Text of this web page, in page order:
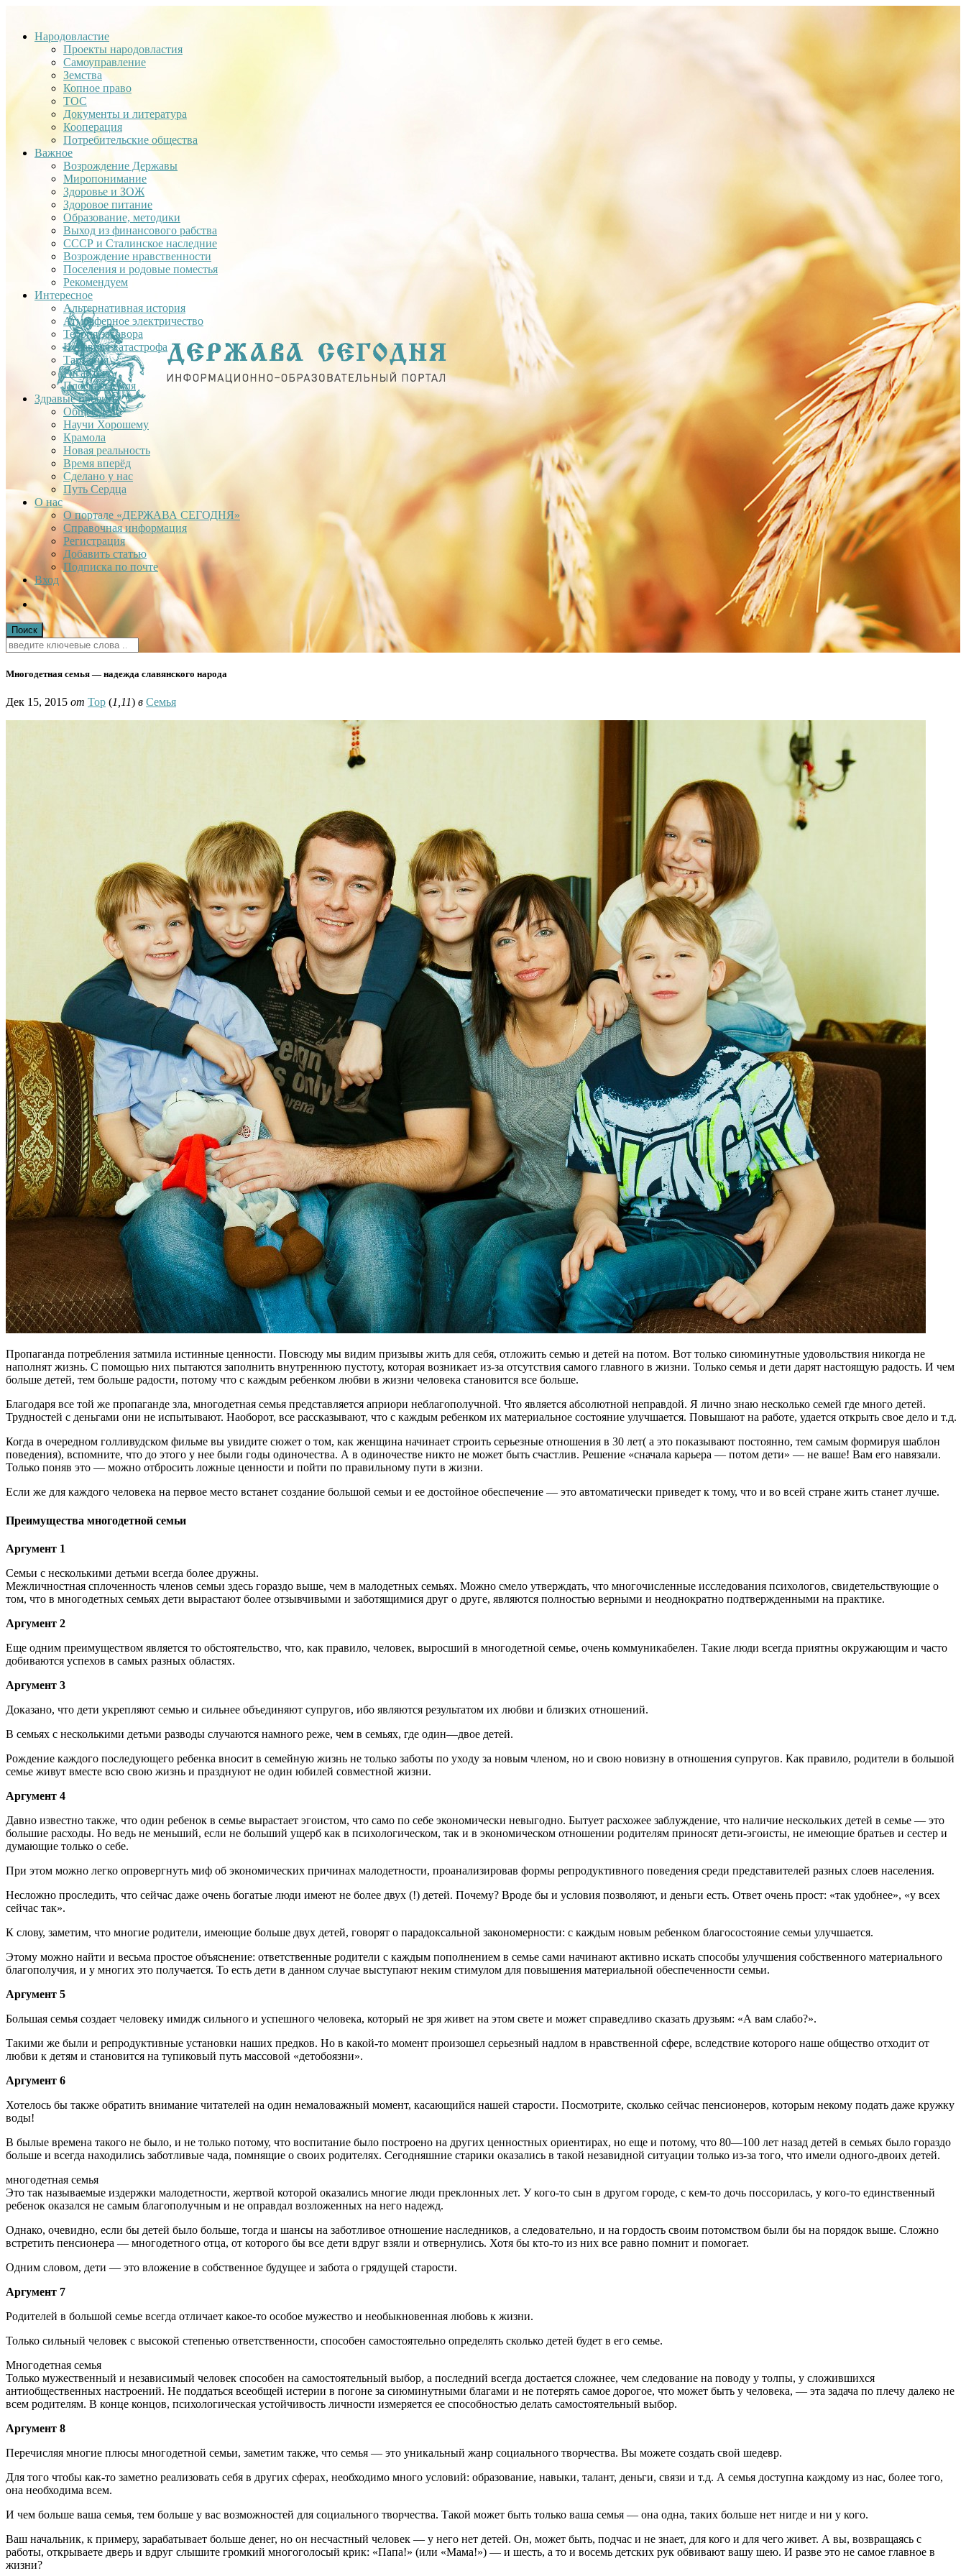
Народовластие
Проекты народовластия
Самоуправление
Земства
Копное право
ТОС
Документы и литература
Кооперация
Потребительские общества
Важное
Возрождение Державы
Миропонимание
Здоровье и ЗОЖ
Здоровое питание
Образование, методики
Выход из финансового рабства
СССР и Сталинское наследние
Возрождение нравственности
Поселения и родовые поместья
Рекомендуем
Интересное
Альтернативная история
Атмосферное электричество
Теория заговора
Недавняя катастрофа
Тартария
Гиганты
Плоская Земля
Здравые проекты
Общее дело
Научи Хорошему
Крамола
Новая реальность
Время вперёд
Сделано у нас
Путь Сердца
О нас
О портале «ДЕРЖАВА СЕГОДНЯ»
Справочная информация
Регистрация
Добавить статью
Подписка по почте
Вход
Многодетная семья — надежда славянского народа
Дек 15, 2015 от Тор (1,11) в Семья
Пропаганда потребления затмила истинные ценности. Повсюду мы видим призывы жить для себя, отложить семью и детей на потом. Вот только сиюминутные удовольствия никогда не
наполнят жизнь. С помощью них пытаются заполнить внутреннюю пустоту, которая возникает из-за отсутствия самого главного в жизни. Только семья и дети дарят настоящую радость. И чем
больше детей, тем больше радости, потому что с каждым ребенком любви в жизни человека становится все больше.
Благодаря все той же пропаганде зла, многодетная семья представляется априори неблагополучной. Что является абсолютной неправдой. Я лично знаю несколько семей где много детей.
Трудностей с деньгами они не испытывают. Наоборот, все рассказывают, что с каждым ребенком их материальное состояние улучшается. Повышают на работе, удается открыть свое дело и т.д.
Когда в очередном голливудском фильме вы увидите сюжет о том, как женщина начинает строить серьезные отношения в 30 лет( а это показывают постоянно, тем самым формируя шаблон
поведения), вспомните, что до этого у нее были годы одиночества. А в одиночестве никто не может быть счастлив. Решение «сначала карьера — потом дети» — не ваше! Вам его навязали.
Только поняв это — можно отбросить ложные ценности и пойти по правильному пути в жизни.
Если же для каждого человека на первое место встанет создание большой семьи и ее достойное обеспечение — это автоматически приведет к тому, что и во всей стране жить станет лучше.
Преимущества многодетной семьи
Аргумент 1
Семьи с несколькими детьми всегда более дружны.
Межличностная сплоченность членов семьи здесь гораздо выше, чем в малодетных семьях. Можно смело утверждать, что многочисленные исследования психологов, свидетельствующие о
том, что в многодетных семьях дети вырастают более отзывчивыми и заботящимися друг о друге, являются полностью верными и неоднократно подтвержденными на практике.
Аргумент 2
Еще одним преимуществом является то обстоятельство, что, как правило, человек, выросший в многодетной семье, очень коммуникабелен. Такие люди всегда приятны окружающим и часто
добиваются успехов в самых разных областях.
Аргумент 3
Доказано, что дети укрепляют семью и сильнее объединяют супругов, ибо являются результатом их любви и близких отношений.
В семьях с несколькими детьми разводы случаются намного реже, чем в семьях, где один—двое детей.
Рождение каждого последующего ребенка вносит в семейную жизнь не только заботы по уходу за новым членом, но и свою новизну в отношения супругов. Как правило, родители в большой
семье живут вместе всю свою жизнь и празднуют не один юбилей совместной жизни.
Аргумент 4
Давно известно также, что один ребенок в семье вырастает эгоистом, что само по себе экономически невыгодно. Бытует расхожее заблуждение, что наличие нескольких детей в семье — это
большие расходы. Но ведь не меньший, если не больший ущерб как в психологическом, так и в экономическом отношении родителям приносят дети-эгоисты, не имеющие братьев и сестер и
думающие только о себе.
При этом можно легко опровергнуть миф об экономических причинах малодетности, проанализировав формы репродуктивного поведения среди представителей разных слоев населения.
Несложно проследить, что сейчас даже очень богатые люди имеют не более двух (!) детей. Почему? Вроде бы и условия позволяют, и деньги есть. Ответ очень прост: «так удобнее», «у всех
сейчас так».
К слову, заметим, что многие родители, имеющие больше двух детей, говорят о парадоксальной закономерности: с каждым новым ребенком благосостояние семьи улучшается.
Этому можно найти и весьма простое объяснение: ответственные родители с каждым пополнением в семье сами начинают активно искать способы улучшения собственного материального
благополучия, и у многих это получается. То есть дети в данном случае выступают неким стимулом для повышения материальной обеспеченности семьи.
Аргумент 5
Большая семья создает человеку имидж сильного и успешного человека, который не зря живет на этом свете и может справедливо сказать друзьям: «А вам слабо?».
Такими же были и репродуктивные установки наших предков. Но в какой-то момент произошел серьезный надлом в нравственной сфере, вследствие которого наше общество отходит от
любви к детям и становится на тупиковый путь массовой «детобоязни».
Аргумент 6
Хотелось бы также обратить внимание читателей на один немаловажный момент, касающийся нашей старости. Посмотрите, сколько сейчас пенсионеров, которым некому подать даже кружку
воды!
В былые времена такого не было, и не только потому, что воспитание было построено на других ценностных ориентирах, но еще и потому, что 80—100 лет назад детей в семьях было гораздо
больше и всегда находились заботливые чада, помнящие о своих родителях. Сегодняшние старики оказались в такой незавидной ситуации только из-за того, что имели одного-двоих детей.
многодетная семья
Это так называемые издержки малодетности, жертвой которой оказались многие люди преклонных лет. У кого-то сын в другом городе, с кем-то дочь поссорилась, у кого-то единственный
ребенок оказался не самым благополучным и не оправдал возложенных на него надежд.
Однако, очевидно, если бы детей было больше, тогда и шансы на заботливое отношение наследников, а следовательно, и на гордость своим потомством были бы на порядок выше. Сложно
встретить пенсионера — многодетного отца, от которого бы все дети вдруг взяли и отвернулись. Хотя бы кто-то из них все равно помнит и помогает.
Одним словом, дети — это вложение в собственное будущее и забота о грядущей старости.
Аргумент 7
Родителей в большой семье всегда отличает какое-то особое мужество и необыкновенная любовь к жизни.
Только сильный человек с высокой степенью ответственности, способен самостоятельно определять сколько детей будет в его семье.
Многодетная семья
Только мужественный и независимый человек способен на самостоятельный выбор, а последний всегда достается сложнее, чем следование на поводу у толпы, у сложившихся
антиобщественных настроений. Не поддаться всеобщей истерии в погоне за сиюминутными благами и не потерять самое дорогое, что может быть у человека, — эта задача по плечу далеко не
всем родителям. В конце концов, психологическая устойчивость личности измеряется ее способностью делать самостоятельный выбор.
Аргумент 8
Перечисляя многие плюсы многодетной семьи, заметим также, что семья — это уникальный жанр социального творчества. Вы можете создать свой шедевр.
Для того чтобы как-то заметно реализовать себя в других сферах, необходимо много условий: образование, навыки, талант, деньги, связи и т.д. А семья доступна каждому из нас, более того,
она необходима всем.
И чем больше ваша семья, тем больше у вас возможностей для социального творчества. Такой может быть только ваша семья — она одна, таких больше нет нигде и ни у кого.
Ваш начальник, к примеру, зарабатывает больше денег, но он несчастный человек — у него нет детей. Он, может быть, подчас и не знает, для кого и для чего живет. А вы, возвращаясь с
работы, открываете дверь и вдруг слышите громкий многоголосый крик: «Папа!» (или «Мама!») — и шесть, а то и восемь детских рук обвивают вашу шею. И разве это не самое главное в
жизни?